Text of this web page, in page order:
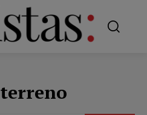
terreno